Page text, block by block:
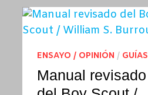
ENSAYO / OPINIÓN / GUÍAS
Manual revisado